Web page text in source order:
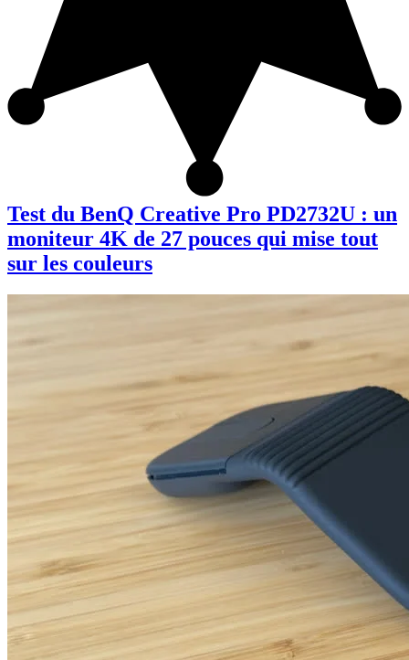
Test du BenQ Creative Pro PD2732U : un
moniteur 4K de 27 pouces qui mise tout
sur les couleurs